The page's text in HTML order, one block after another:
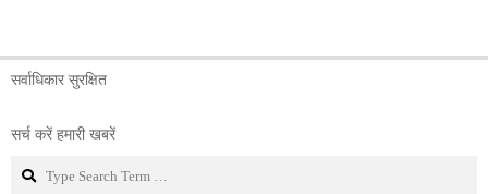
सर्वाधिकार सुरक्षित
सर्च करें हमारी खबरें